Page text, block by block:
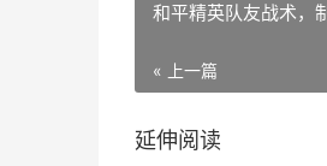
和平精英队友战术，
« 上一篇
延伸阅读